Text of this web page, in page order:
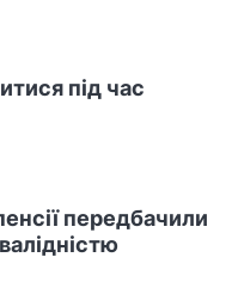
під час
передбачили